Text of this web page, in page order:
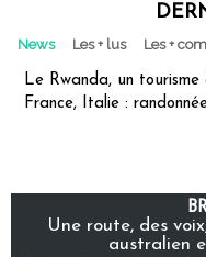
News Les + lus Les +
Le Rwanda, un
France, Italie :
Une route, des
australien